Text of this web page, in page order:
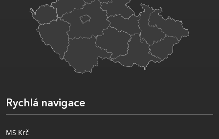
Rychlá navigace
MS Krč